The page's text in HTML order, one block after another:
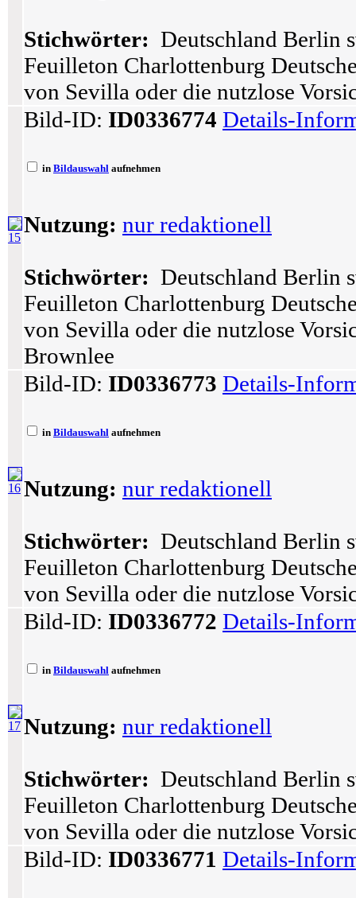
Stichwörter: Deutschland Berlin
Feuilleton Charlottenburg
von Sevilla oder die nutzlose
15
Bild-ID: ID0336774 Details-
in Bildauswahl aufnehmen
Nutzung: nur redaktionell
Stichwörter: Deutschland Berlin
Feuilleton Charlottenburg
von Sevilla oder die nutzlose
Brownlee
16
Bild-ID: ID0336773 Details-
in Bildauswahl aufnehmen
Nutzung: nur redaktionell
Stichwörter: Deutschland Berlin
Feuilleton Charlottenburg
von Sevilla oder die nutzlose
17
Bild-ID: ID0336772 Details-
in Bildauswahl aufnehmen
Nutzung: nur redaktionell
Stichwörter: Deutschland Berlin
Feuilleton Charlottenburg
von Sevilla oder die nutzlose
Bild-ID: ID0336771 Details-